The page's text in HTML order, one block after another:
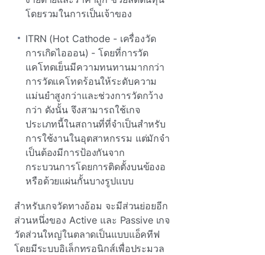
โดยรวมในการเป็นเจ้าของ
ITRN (Hot Cathode - เครื่องวัด
การเกิดไอออน) - โดยที่การวัด
แคโทดเย็นมีความทนทานมากกว่า
การวัดแคโทดร้อนให้ระดับความ
แม่นยําสูงกว่าและช่วงการวัดกว้าง
กว่า ดังนั้น จึงสามารถใช้เกจ
ประเภทนี้ในสถานที่ที่จําเป็นสําหรับ
การใช้งานในอุตสาหกรรม แต่มักจํา
เป็นต้องมีการป้องกันจาก
กระบวนการโดยการติดตั้งบนข้องอ
หรือด้วยแผ่นกั้นบางรูปแบบ
สําหรับเกจวัดทางอ้อม จะมีส่วนย่อยอีก
ส่วนหนึ่งของ Active และ Passive เกจ
วัดส่วนใหญ่ในตลาดเป็นแบบแอ็คทีฟ
โดยมีระบบอิเล็กทรอนิกส์เพื่อประมวล